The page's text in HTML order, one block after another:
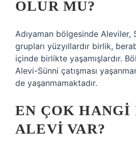
OLUR MU?
Adıyaman bölgesinde Aleviler,
grupları yüzyıllardır birlik,
içinde birlikte yaşamışlardır.
Alevi-Sünni çatışması
de yaşanmamaktadır.
EN ÇOK HANGI
ALEVI VAR?